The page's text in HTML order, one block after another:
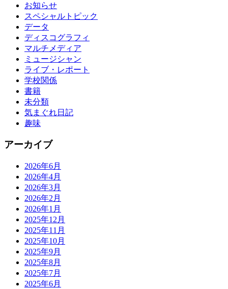
お知らせ
スペシャルトピック
データ
ディスコグラフィ
マルチメディア
ミュージシャン
ライブ・レポート
学校関係
書籍
未分類
気まぐれ日記
趣味
アーカイブ
2026年6月
2026年4月
2026年3月
2026年2月
2026年1月
2025年12月
2025年11月
2025年10月
2025年9月
2025年8月
2025年7月
2025年6月